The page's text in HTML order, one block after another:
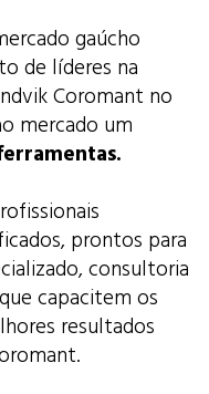
gaúcho
de líderes na
Coromant no
mercado um
prontos para
consultoria
capacitem os
resultados